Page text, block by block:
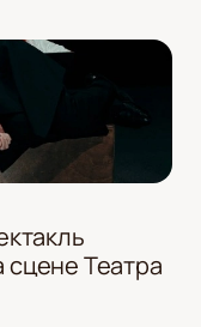
Театра